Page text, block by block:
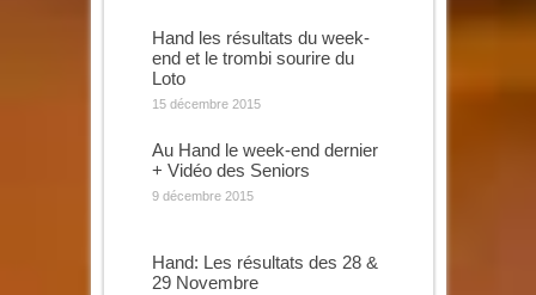
Hand les résultats du week-
end et le trombi sourire du
Loto
15 décembre 2015
Au Hand le week-end dernier
+ Vidéo des Seniors
9 décembre 2015
Hand: Les résultats des 28 &
29 Novembre